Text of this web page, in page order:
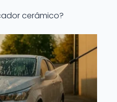
cerâmico?